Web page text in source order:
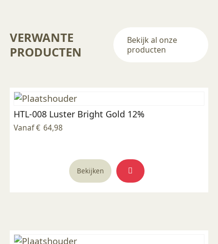
VERWANTE
PRODUCTEN
Bekijk al onze
producten
HTL-008 Luster Bright Gold 12%
Vanaf€ 64,98
Bekijken
Dit
product
heeft